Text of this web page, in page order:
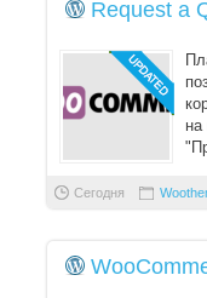
Request a
на
Сегодня